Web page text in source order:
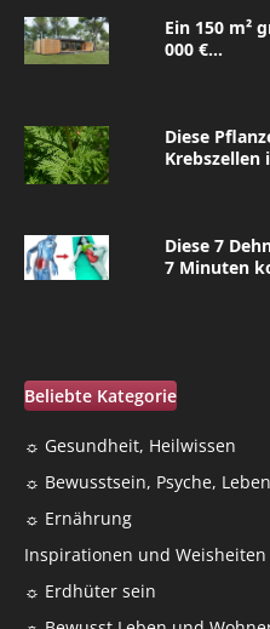
Ein 150 m²
000 €...
Diese
Krebszellen
Diese 7
7 Minuten
Beliebte Kategorie
☼ Gesundheit, Heilwissen
☼ Bewusstsein, Psyche,
☼ Ernährung
Inspirationen und Weisheiten
☼ Erdhüter sein